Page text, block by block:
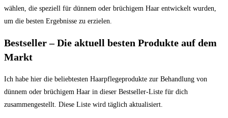
wählen, die speziell für dünnem oder brüchigem Haar entwickelt wurden,
um die besten Ergebnisse zu erzielen.
Bestseller – Die aktuell besten Produkte auf dem
Markt
Ich habe hier die beliebtesten Haarpflegeprodukte zur Behandlung von
dünnem oder brüchigem Haar in dieser Bestseller-Liste für dich
zusammengestellt. Diese Liste wird täglich aktualisiert.